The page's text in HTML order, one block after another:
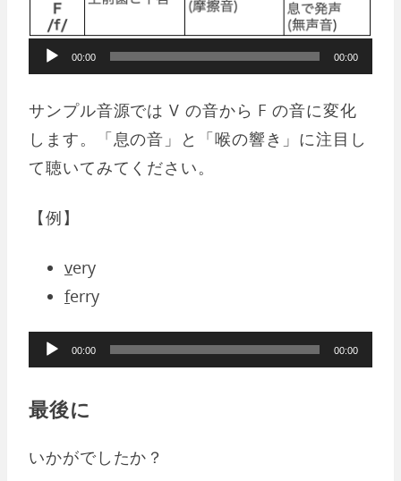
00:00 00:00
サンプル音源では V の音から F の音に変化
します。「息の音」と「喉の響き」に注目し
て聴いてみてください。
【例】
very
ferry
声
プ
レ
ー
00:00 00:00
最後に
いかがでしたか？